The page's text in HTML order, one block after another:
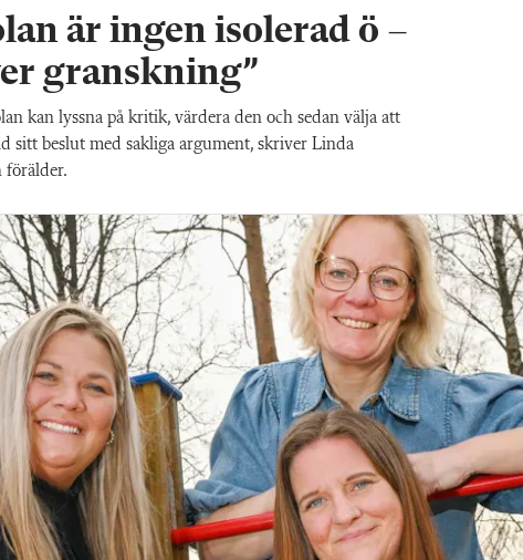
är ingen isolerad ö –
granskning”
kan lyssna på kritik, värdera den och sedan välja att
sitt beslut med sakliga argument, skriver Linda
förälder.